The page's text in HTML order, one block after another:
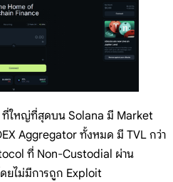
ใหญ่ที่สุดบน Solana มี Market
Aggregator ทั้งหมด มี TVL กว่า
ที่ Non-Custodial ผ่าน
ยไม่มีการถูก Exploit